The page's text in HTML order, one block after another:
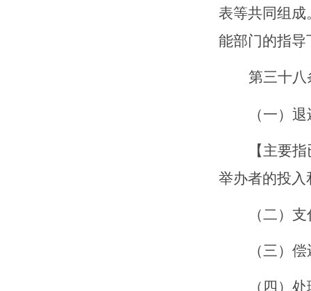
表等共同组成
能部门的指导
第三十八
（一）
【主要
举办者的投入
（二）
（三）
（四）